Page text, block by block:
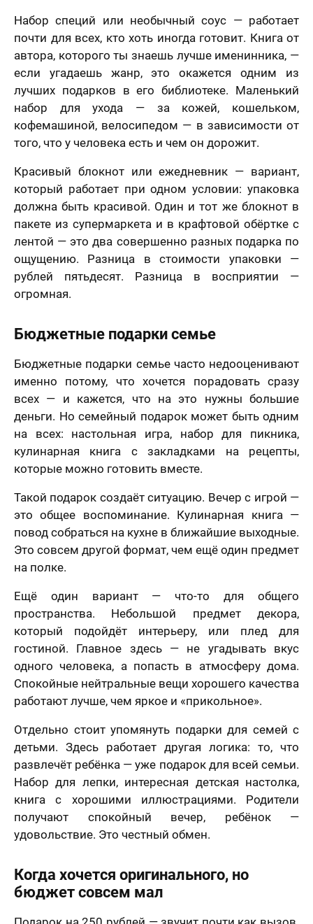
Набор специй или необычный соус — работает
почти для всех, кто хоть иногда готовит. Книга от
автора, которого ты знаешь лучше именинника, —
если угадаешь жанр, это окажется одним из
лучших подарков в его библиотеке. Маленький
набор для ухода — за кожей, кошельком,
кофемашиной, велосипедом — в зависимости от
того, что у человека есть и чем он дорожит.
Красивый блокнот или ежедневник — вариант,
который работает при одном условии: упаковка
должна быть красивой. Один и тот же блокнот в
пакете из супермаркета и в крафтовой обёртке с
лентой — это два совершенно разных подарка по
ощущению. Разница в стоимости упаковки —
рублей пятьдесят. Разница в восприятии —
огромная.
Бюджетные подарки семье
Бюджетные подарки семье часто недооценивают
именно потому, что хочется порадовать сразу
всех — и кажется, что на это нужны большие
деньги. Но семейный подарок может быть одним
на всех: настольная игра, набор для пикника,
кулинарная книга с закладками на рецепты,
которые можно готовить вместе.
Такой подарок создаёт ситуацию. Вечер с игрой —
это общее воспоминание. Кулинарная книга —
повод собраться на кухне в ближайшие выходные.
Это совсем другой формат, чем ещё один предмет
на полке.
Ещё один вариант — что-то для общего
пространства. Небольшой предмет декора,
который подойдёт интерьеру, или плед для
гостиной. Главное здесь — не угадывать вкус
одного человека, а попасть в атмосферу дома.
Спокойные нейтральные вещи хорошего качества
работают лучше, чем яркое и «прикольное».
Отдельно стоит упомянуть подарки для семей с
детьми. Здесь работает другая логика: то, что
развлечёт ребёнка — уже подарок для всей семьи.
Набор для лепки, интересная детская настолка,
книга с хорошими иллюстрациями. Родители
получают спокойный вечер, ребёнок —
удовольствие. Это честный обмен.
Когда хочется оригинального, но
бюджет совсем мал
Вашего портрета
5 шагов
К какому поводу выбираете
Ответьте на вопросы и узнайте стоимость
вашего портрета
Как
скоро
Вам
нужен
подарок?
Ответьте
на
и
узнайте
стоимость
портрета
шаг!
контакты,
цену и
Вам в
15 минут.
на
отзыв
Ваша оценка*
Ваш Отзыв *